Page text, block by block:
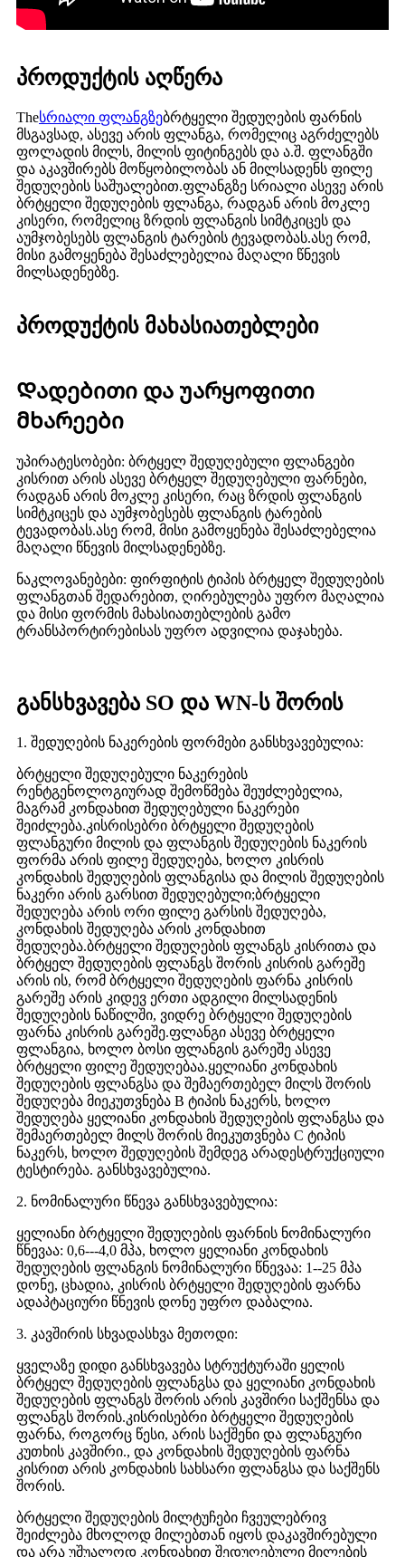
პროდუქტის აღწერა
Theსრიალი ფლანგზებრტყელი შედუღების ფარნის
მსგავსად, ასევე არის ფლანგა, რომელიც აგრძელებს
ფოლადის მილს, მილის ფიტინგებს და ა.შ. ფლანგში
და აკავშირებს მოწყობილობას ან მილსადენს ფილე
შედუღების საშუალებით.ფლანგზე სრიალი ასევე არის
ბრტყელი შედუღების ფლანგა, რადგან არის მოკლე
კისერი, რომელიც ზრდის ფლანგის სიმტკიცეს და
აუმჯობესებს ფლანგის ტარების ტევადობას.ასე რომ,
მისი გამოყენება შესაძლებელია მაღალი წნევის
მილსადენებზე.
პროდუქტის მახასიათებლები
Დადებითი და უარყოფითი
მხარეები
უპირატესობები: ბრტყელ შედუღებული ფლანგები
კისრით არის ასევე ბრტყელ შედუღებული ფარნები,
რადგან არის მოკლე კისერი, რაც ზრდის ფლანგის
სიმტკიცეს და აუმჯობესებს ფლანგის ტარების
ტევადობას.ასე რომ, მისი გამოყენება შესაძლებელია
მაღალი წნევის მილსადენებზე.
ნაკლოვანებები: ფირფიტის ტიპის ბრტყელ შედუღების
ფლანგთან შედარებით, ღირებულება უფრო მაღალია
და მისი ფორმის მახასიათებლების გამო
ტრანსპორტირებისას უფრო ადვილია დაჯახება.
განსხვავება SO და WN-ს შორის
1. შედუღების ნაკერების ფორმები განსხვავებულია:
ბრტყელი შედუღებული ნაკერების
რენტგენოლოგიურად შემოწმება შეუძლებელია,
მაგრამ კონდახით შედუღებული ნაკერები
შეიძლება.კისრისებრი ბრტყელი შედუღების
ფლანგური მილის და ფლანგის შედუღების ნაკერის
ფორმა არის ფილე შედუღება, ხოლო კისრის
კონდახის შედუღების ფლანგისა და მილის შედუღების
ნაკერი არის გარსით შედუღებული;ბრტყელი
შედუღება არის ორი ფილე გარსის შედუღება,
კონდახის შედუღება არის კონდახით
შედუღება.ბრტყელი შედუღების ფლანგს კისრითა და
ბრტყელ შედუღების ფლანგს შორის კისრის გარეშე
არის ის, რომ ბრტყელი შედუღების ფარნა კისრის
გარეშე არის კიდევ ერთი ადგილი მილსადენის
შედუღების ნაწილში, ვიდრე ბრტყელი შედუღების
ფარნა კისრის გარეშე.ფლანგი ასევე ბრტყელი
ფლანგია, ხოლო ბოსი ფლანგის გარეშე ასევე
ბრტყელი ფილე შედუღებაა.ყელიანი კონდახის
შედუღების ფლანგსა და შემაერთებელ მილს შორის
შედუღება მიეკუთვნება B ტიპის ნაკერს, ხოლო
შედუღება ყელიანი კონდახის შედუღების ფლანგსა და
შემაერთებელ მილს შორის მიეკუთვნება C ტიპის
ნაკერს, ხოლო შედუღების შემდეგ არადესტრუქციული
ტესტირება. განსხვავებულია.
2. ნომინალური წნევა განსხვავებულია:
ყელიანი ბრტყელი შედუღების ფარნის ნომინალური
წნევაა: 0,6---4,0 მპა, ხოლო ყელიანი კონდახის
შედუღების ფლანგის ნომინალური წნევაა: 1--25 მპა
დონე, ცხადია, კისრის ბრტყელი შედუღების ფარნა
ადაპტაციური წნევის დონე უფრო დაბალია.
3. კავშირის სხვადასხვა მეთოდი:
ყველაზე დიდი განსხვავება სტრუქტურაში ყელის
ბრტყელ შედუღების ფლანგსა და ყელიანი კონდახის
შედუღების ფლანგს შორის არის კავშირი საქშენსა და
ფლანგს შორის.კისრისებრი ბრტყელი შედუღების
ფარნა, როგორც წესი, არის საქშენი და ფლანგური
კუთხის კავშირი., და კონდახის შედუღების ფარნა
კისრით არის კონდახის სახსარი ფლანგსა და საქშენს
შორის.
ბრტყელი შედუღების მილტუჩები ჩვეულებრივ
შეიძლება მხოლოდ მილებთან იყოს დაკავშირებული
და არა უშუალოდ კონდახით შედუღებული მილების